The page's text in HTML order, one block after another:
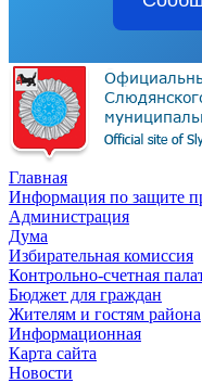
Главная
Информация по защите
Администрация
Дума
Избирательная комиссия
Контрольно-счетная
Бюджет для граждан
Жителям и гостям района
Информационная
Карта сайта
Новости